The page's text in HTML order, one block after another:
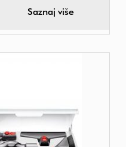
Saznaj više